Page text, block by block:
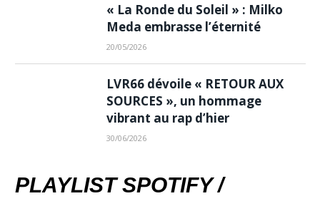
« La Ronde du Soleil » : Milko
Meda embrasse l’éternité
20/05/2026
LVR66 dévoile « RETOUR AUX
SOURCES », un hommage
vibrant au rap d’hier
30/06/2026
PLAYLIST SPOTIFY /